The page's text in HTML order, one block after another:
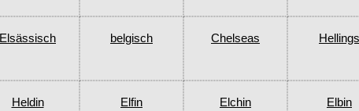
Elsässisch belgisch Chelseas Hellings
Heldin Elfin Elchin Elbin